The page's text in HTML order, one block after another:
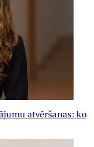
atvēršanas: ko